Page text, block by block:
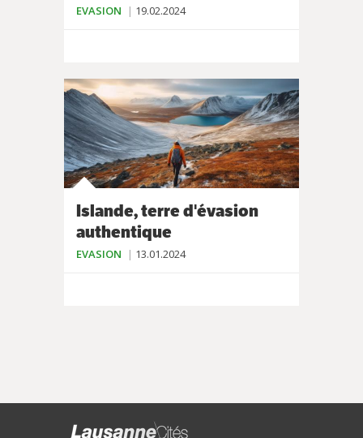
EVASION 19.02.2024
Islande, terre d'évasion
authentique
EVASION 13.01.2024